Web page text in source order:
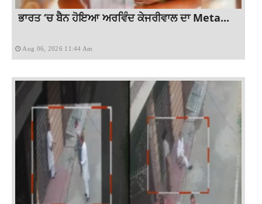
ਭਾਰਤ ‘ਚ ਬੈਨ ਹੋਇਆ ਅਰਵਿੰਦ ਕੇਜਰੀਵਾਲ ਦਾ Meta...
Aug 06, 2026 11:44 Am